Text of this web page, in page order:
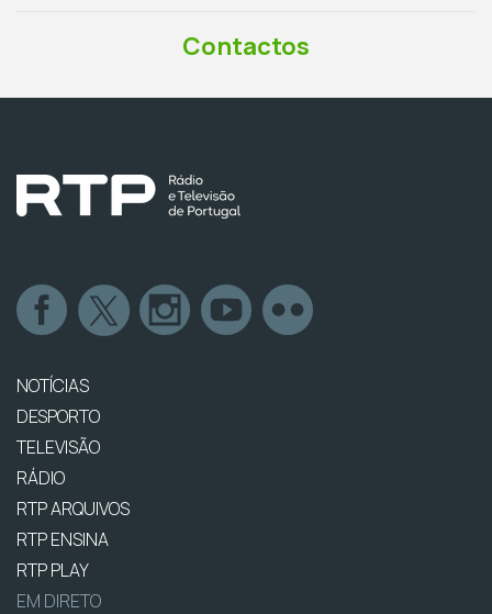
Contactos
NOTÍCIAS
DESPORTO
TELEVISÃO
RÁDIO
RTP ARQUIVOS
RTP ENSINA
RTP PLAY
EM DIRETO